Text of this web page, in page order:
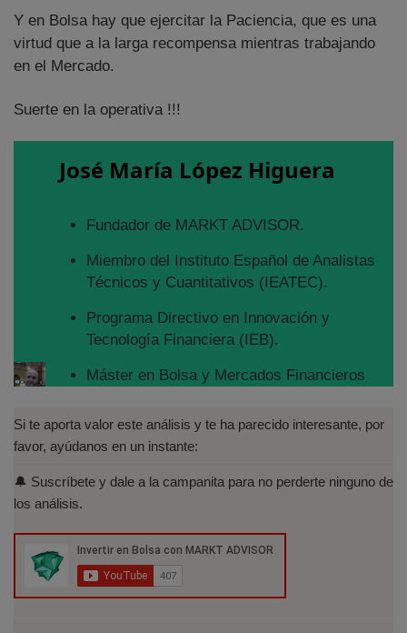
Y en Bolsa hay que ejercitar la Paciencia, que es una
virtud que a la larga recompensa mientras trabajando
en el Mercado.
Suerte en la operativa !!!
José María López Higuera
Fundador de MARKT ADVISOR.
Miembro del Instituto Español de Analistas
Técnicos y Cuantitativos (IEATEC).
Programa Directivo en Innovación y
Tecnología Financiera (IEB).
Máster en Bolsa y Mercados Financieros
asesoramiento financiero (MIFID II):
https://www.cnmv.es/portal/Titulos-
Licenciado en Informática por la Universidad
Politécnica de Madrid(UPM)
Si te aporta valor este análisis y te ha parecido interesante, por
favor, ayúdanos en un instante:
🔔 Suscríbete y dale a la campanita para no perderte ninguno de
los análisis.